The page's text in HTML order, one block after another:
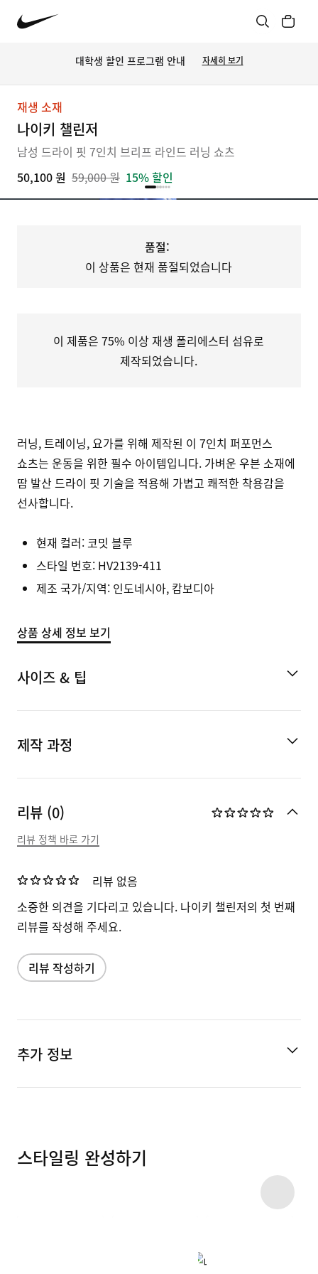
대학생 할인 프로그램 안내 자세히 보기
재생 소재
나이키 챌린저
남성 드라이 핏 7인치 브리프 라인드 러닝 쇼츠
50,100 원 59,000 원 15% 할인
품절:
이 상품은 현재 품절되었습니다
이 제품은 75% 이상 재생 폴리에스터 섬유로
제작되었습니다.
러닝, 트레이닝, 요가를 위해 제작된 이 7인치 퍼포먼스
쇼츠는 운동을 위한 필수 아이템입니다. 가벼운 우븐 소재에
땀 발산 드라이 핏 기술을 적용해 가볍고 쾌적한 착용감을
선사합니다.
현재 컬러:코밋 블루
스타일 번호: HV2139-411
제조 국가/지역: 인도네시아, 캄보디아
상품 상세 정보 보기
사이즈 & 팁
제작 과정
리뷰 (0)
리뷰 정책 바로 가기
리뷰 없음
소중한 의견을 기다리고 있습니다. 나이키 챌린저의 첫 번째
리뷰를 작성해 주세요.
리뷰 작성하기
추가 정보
스타일링 완성하기